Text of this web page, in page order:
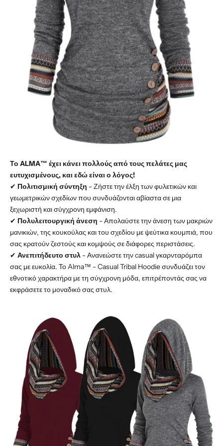
Το ALMA™ έχει κάνει πολλούς από τους πελάτες μας
ευτυχισμένους, και εδώ είναι ο λόγος!
✔ Πολιτισμική σύντηξη - Ζήστε την έλξη των φυλετικών και
γεωμετρικών σχεδίων που συνδυάζονται αβίαστα σε μια
ξεχωριστή και σύγχρονη εμφάνιση.
✔ Πολυλειτουργική άνεση - Απολαύστε την άνεση των μακριών
μανικιών, της κουκούλας και του σχεδίου με ψεύτικα κουμπιά, που
σας κρατούν ζεστούς και κομψούς σε διάφορες περιστάσεις.
✔ Ανεπιτήδευτο στυλ - Ανανεώστε την casual γκαρνταρόμπα
σας με ευκολία. Το Alma™ - Casual Tribal Hoodie συνδυάζει τον
εθνοτικό χαρακτήρα με τη σύγχρονη μόδα, επιτρέποντάς σας να
εκφράσετε το μοναδικό σας στυλ.